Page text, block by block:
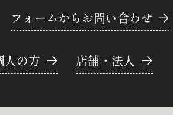
フォームからお問い合わせ
人の方 店舗・法人